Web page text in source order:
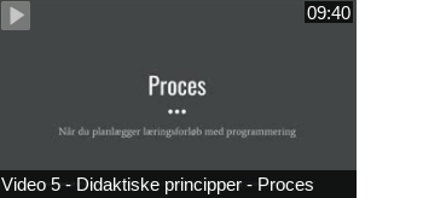
09:40
Video 5 - Didaktiske principper - Proces